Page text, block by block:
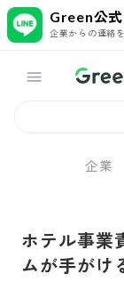
Green公
企業からの連絡
企業
ホテル事業
ムが手がけ